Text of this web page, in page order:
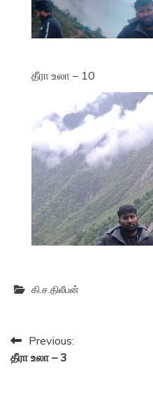
தீரா உலா – 10
கி.ச.திலீபன்
Post
navigation
Previous:
தீரா உலா – 3